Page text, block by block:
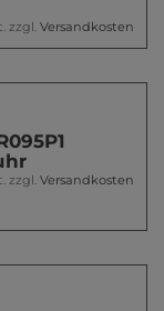
zzgl. Versandkosten
zzgl. Versandkosten